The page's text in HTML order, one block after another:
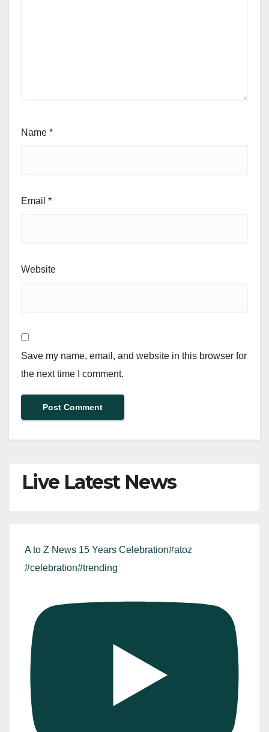
Name *
Email *
Website
Save my name, email, and website in this browser for
the next time I comment.
Live Latest News
A to Z News 15 Years Celebration#atoz
#celebration#trending